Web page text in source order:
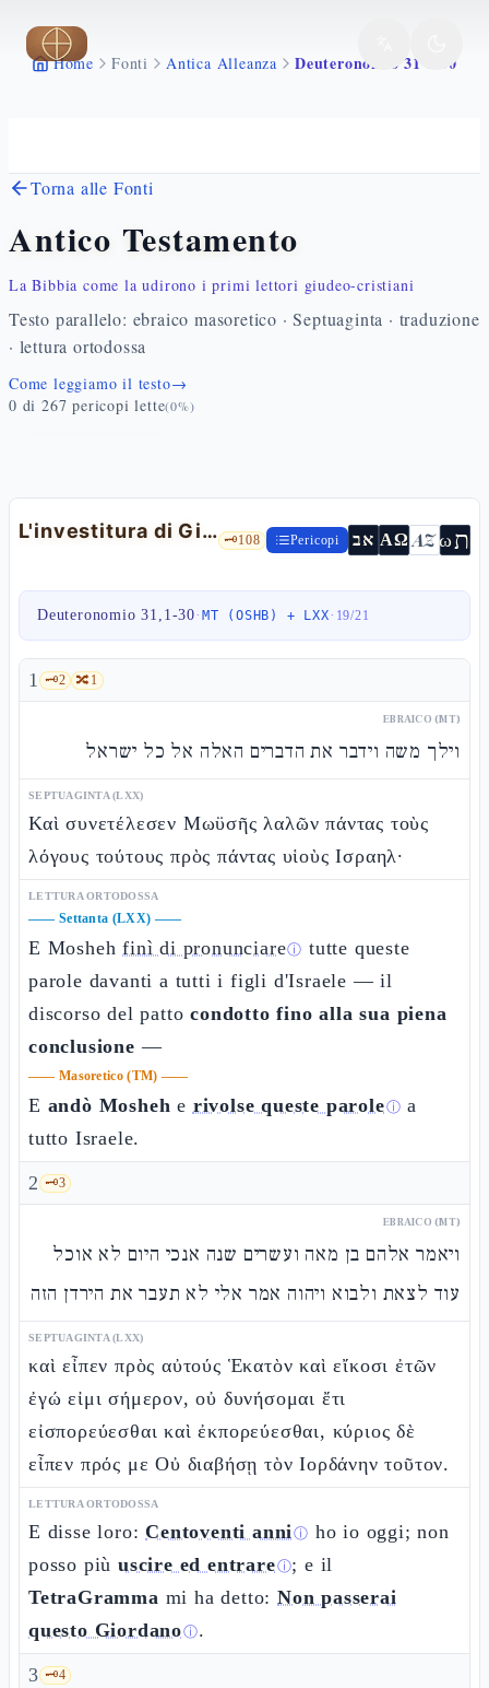
Vai al contenuto principale
Home Fonti Antica Alleanza Deuteronomio 31 1 30
Torna alle Fonti
Antico Testamento
La Bibbia come la udirono i primi lettori giudeo-cristiani
Testo parallelo: ebraico masoretico · Septuaginta · traduzione
· lettura ortodossa
Come leggiamo il testo→
0 di 267 pericopi lette(0%)
L'investitura di Giosuè, la Torah deposta e il Cantico-testimone — Dt 31,1-30 🗝️108 Pericopi אב ΑΩ AZωת
Deuteronomio 31,1-30· MT (OSHB) + LXX· 19/21
1 🗝️2 🔀1
EBRAICO (MT)
וילך משה וידבר את הדברים האלה אל כל ישראל
SEPTUAGINTA (LXX)
Καὶ συνετέλεσεν Μωϋσῆς λαλῶν πάντας τοὺς
λόγους τούτους πρὸς πάντας υἱοὺς Ισραηλ·
LETTURA ORTODOSSA
—— Settanta (LXX) ——
E Moshehfinì di pronunciareⓘ tutte queste
parole davanti a tutti i figli d'Israele — il
discorso del pattocondotto fino alla sua piena
conclusione —
—— Masoretico (TM) ——
E andò Mosheh e rivolse queste paroleⓘ a
tutto Israele.
2 🗝️3
EBRAICO (MT)
ויאמר אלהם בן מאה ועשרים שנה אנכי היום לא אוכל
עוד לצאת ולבוא ויהוה אמר אלי לא תעבר את הירדן הזה
SEPTUAGINTA (LXX)
καὶ εἶπεν πρὸς αὐτούς Ἑκατὸν καὶ εἴκοσι ἐτῶν
ἐγώ εἰμι σήμερον, οὐ δυνήσομαι ἔτι
εἰσπορεύεσθαι καὶ ἐκπορεύεσθαι, κύριος δὲ
εἶπεν πρός με Οὐ διαβήσῃ τὸν Ιορδάνην τοῦτον.
LETTURA ORTODOSSA
E disse loro: Centoventi anniⓘ ho io oggi; non
posso piùuscire ed entrareⓘ; e il
TetraGramma mi ha detto:Non passerai
questo Giordanoⓘ.
3 🗝️4